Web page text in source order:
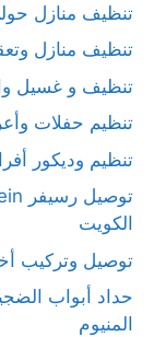
تنظيف منازل
تنظيف منازل
تنظيف و غسيل
تنظيم حفلات
تنظيم وديكور
الكويت
توصيل وتركيب
حداد أبواب
المنيوم